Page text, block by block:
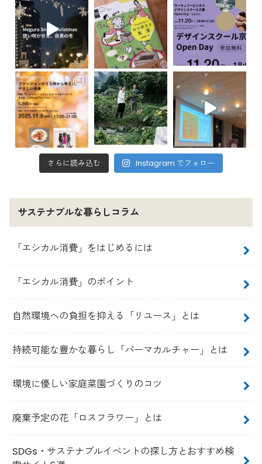
さらに読み込む Instagram でフォロー
サステナブルな暮らしコラム
「エシカル消費」をはじめるには
「エシカル消費」のポイント
自然環境への負担を抑える「リユース」とは
持続可能な豊かな暮らし「パーマカルチャー」とは
環境に優しい家庭菜園づくりのコツ
廃棄予定の花「ロスフラワー」とは
SDGs・サステナブルイベントの探し方とおすすめ検